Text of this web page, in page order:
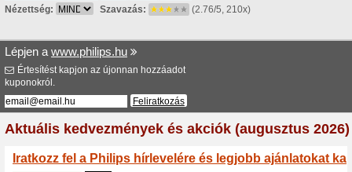
Áruházak
Főoldal>P> Philips.hu